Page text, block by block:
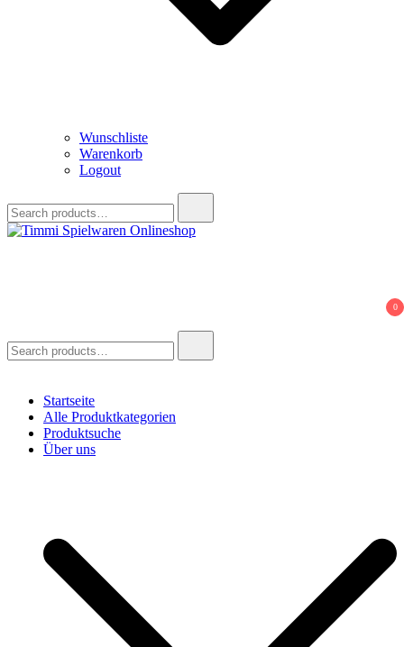
Wunschliste
Warenkorb
Logout
for:
0
for:
Startseite
Alle Produktkategorien
Produktsuche
Über uns